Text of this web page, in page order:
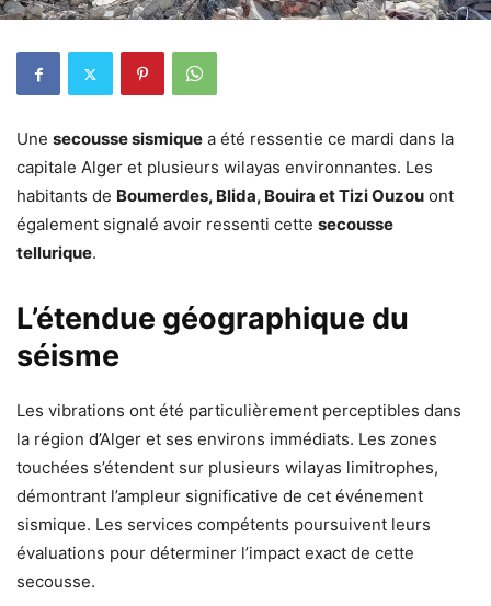
Une secousse sismique a été ressentie ce mardi dans la
capitale Alger et plusieurs wilayas environnantes. Les
habitants de Boumerdes, Blida, Bouira et Tizi Ouzou ont
également signalé avoir ressenti cette secousse
tellurique.
L’étendue géographique du
séisme
Les vibrations ont été particulièrement perceptibles dans
la région d’Alger et ses environs immédiats. Les zones
touchées s’étendent sur plusieurs wilayas limitrophes,
démontrant l’ampleur significative de cet événement
sismique. Les services compétents poursuivent leurs
évaluations pour déterminer l’impact exact de cette
secousse.